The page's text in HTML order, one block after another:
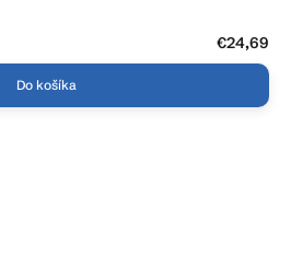
€24,69
Do košíka